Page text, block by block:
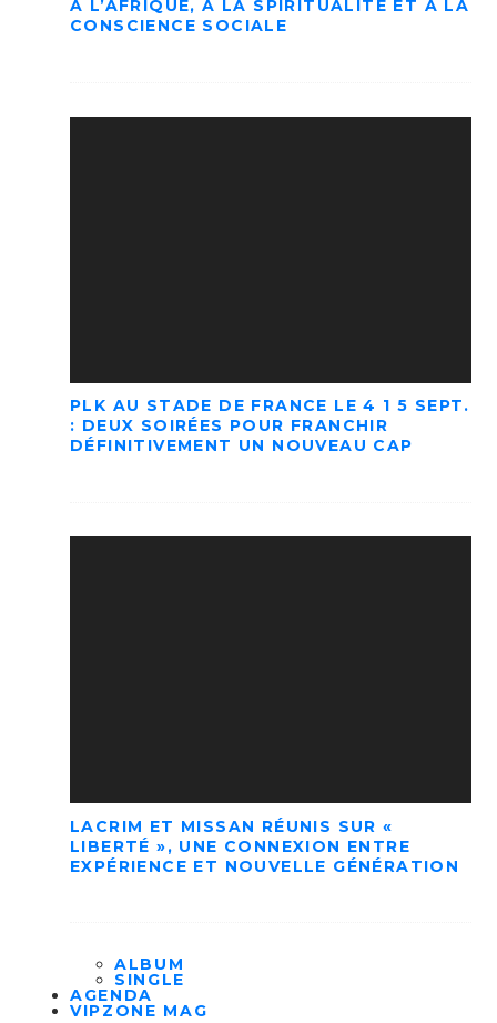
À L’AFRIQUE, À LA SPIRITUALITÉ ET À LA
CONSCIENCE SOCIALE
PLK AU STADE DE FRANCE LE 4 1 5 SEPT.
: DEUX SOIRÉES POUR FRANCHIR
DÉFINITIVEMENT UN NOUVEAU CAP
LACRIM ET MISSAN RÉUNIS SUR «
LIBERTÉ », UNE CONNEXION ENTRE
EXPÉRIENCE ET NOUVELLE GÉNÉRATION
ALBUM
SINGLE
AGENDA
VIPZONE MAG